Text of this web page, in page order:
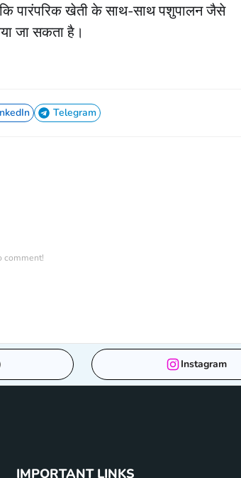
पारंपरिक खेती के साथ-साथ पशुपालन जैसे
जा सकता है।
LinkedIn Telegram
Telegram
comment!
Instagram
IMPORTANT LINKS